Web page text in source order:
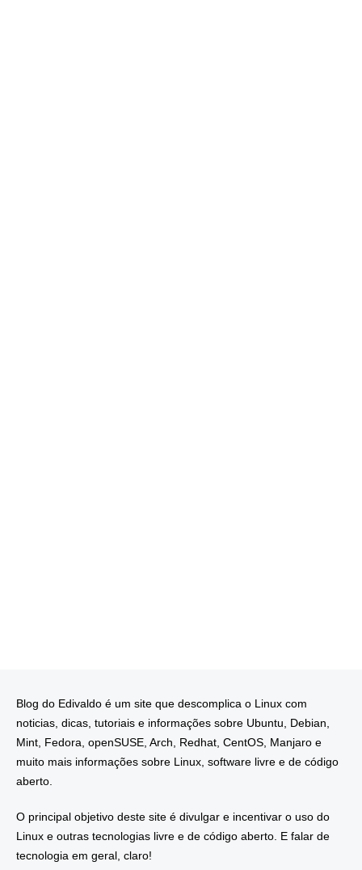
Blog do Edivaldo é um site que descomplica o Linux com
noticias, dicas, tutoriais e informações sobre Ubuntu, Debian,
Mint, Fedora, openSUSE, Arch, Redhat, CentOS, Manjaro e
muito mais informações sobre Linux, software livre e de código
aberto.
O principal objetivo deste site é divulgar e incentivar o uso do
Linux e outras tecnologias livre e de código aberto. E falar de
tecnologia em geral, claro!